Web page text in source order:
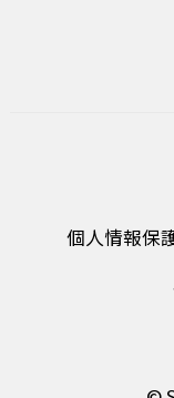
個人情報保